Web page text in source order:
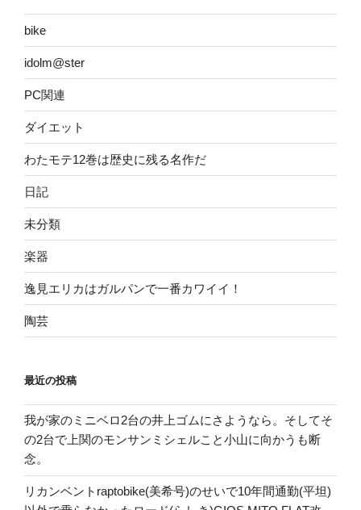
bike
idolm@ster
PC関連
ダイエット
わたモテ12巻は歴史に残る名作だ
日記
未分類
楽器
逸見エリカはガルパンで一番カワイイ！
陶芸
最近の投稿
我が家のミニベロ2台の井上ゴムにさようなら。そしてそ
の2台で上関のモンサンミシェルこと小山に向かうも断
念。
リカンベントraptobike(美希号)のせいで10年間通勤(平坦)